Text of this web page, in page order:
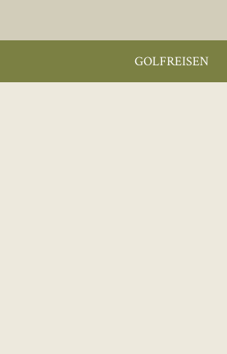
GOLFREISEN